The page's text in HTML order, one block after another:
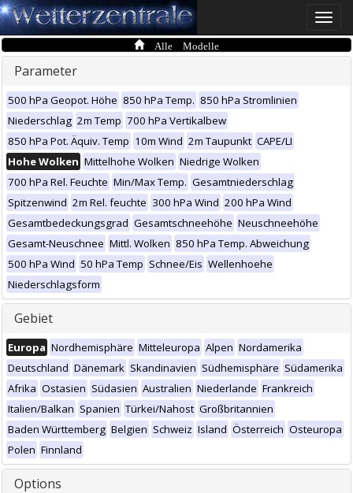
Toggle
Alle Modelle
Parameter
500 hPa Geopot. Höhe 850 hPa Temp. 850 hPa Stromlinien
Niederschlag 2m Temp 700 hPa Vertikalbew
850 hPa Pot. Äquiv. Temp 10m Wind 2m Taupunkt CAPE/LI
Hohe Wolken Mittelhohe Wolken Niedrige Wolken
700 hPa Rel. Feuchte Min/Max Temp. Gesamtniederschlag
Spitzenwind 2m Rel. feuchte 300 hPa Wind 200 hPa Wind
Gesamtbedeckungsgrad Gesamtschneehöhe Neuschneehöhe
Gesamt-Neuschnee Mittl. Wolken 850 hPa Temp. Abweichung
500 hPa Wind 50 hPa Temp Schnee/Eis Wellenhoehe
Niederschlagsform
Gebiet
Europa Nordhemisphäre Mitteleuropa Alpen Nordamerika
Deutschland Dänemark Skandinavien Südhemisphäre Südamerika
Afrika Ostasien Südasien Australien Niederlande Frankreich
Italien/Balkan Spanien Türkei/Nahost Großbritannien
Baden Württemberg Belgien Schweiz Island Österreich Osteuropa
Polen Finnland
Options